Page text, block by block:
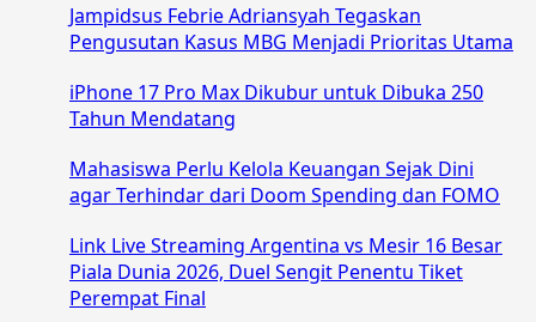
Jampidsus Febrie Adriansyah Tegaskan
Pengusutan Kasus MBG Menjadi Prioritas Utama
iPhone 17 Pro Max Dikubur untuk Dibuka 250
Tahun Mendatang
Mahasiswa Perlu Kelola Keuangan Sejak Dini
agar Terhindar dari Doom Spending dan FOMO
Link Live Streaming Argentina vs Mesir 16 Besar
Piala Dunia 2026, Duel Sengit Penentu Tiket
Perempat Final